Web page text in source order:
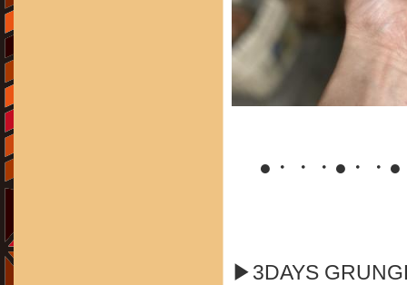
●・・・●・・
▶3DAYS